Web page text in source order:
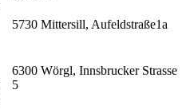
5730 Mittersill, Aufeldstraße1a
6300 Wörgl, Innsbrucker Strasse
5